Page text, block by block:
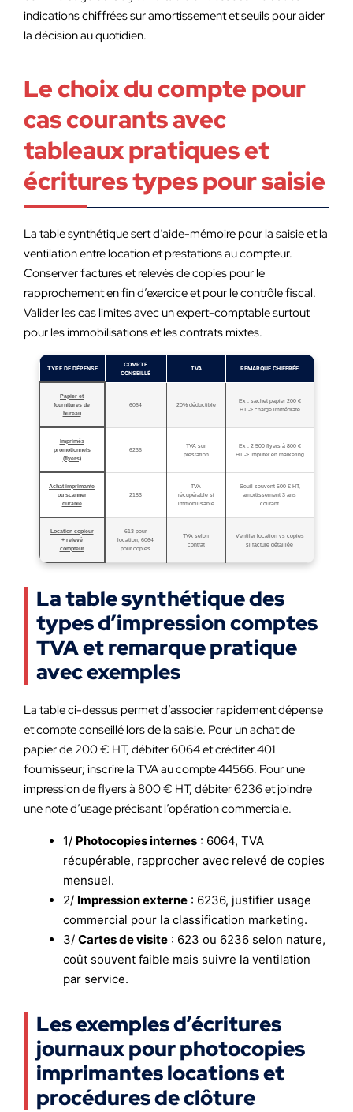
indications chiffrées sur amortissement et seuils pour aider
la décision au quotidien.
Le choix du compte pour
cas courants avec
tableaux pratiques et
écritures types pour saisie
La table synthétique sert d’aide-mémoire pour la saisie et la
ventilation entre location et prestations au compteur.
Conserver factures et relevés de copies pour le
rapprochement en fin d’exercice et pour le contrôle fiscal.
Valider les cas limites avec un expert-comptable surtout
pour les immobilisations et les contrats mixtes.
TYPE DE DÉPENSE
COMPTE
CONSEILLÉ
TVA REMARQUE CHIFFRÉE
Papier et
fournitures de
bureau
6064 20% déductible
Ex : sachet papier 200 €
HT -> charge immédiate
Imprimés
promotionnels
(flyers)
6236
TVA sur
prestation
Ex : 2 500 flyers à 800 €
HT -> imputer en marketing
Achat imprimante
ou scanner
durable
2183
TVA
récupérable si
immobilisable
Seuil souvent 500 € HT,
amortissement 3 ans
courant
Location copieur
+ relevé
compteur
613 pour
location, 6064
pour copies
TVA selon
contrat
Ventiler location vs copies
si facture détaillée
La table synthétique des
types d’impression comptes
TVA et remarque pratique
avec exemples
La table ci-dessus permet d’associer rapidement dépense
et compte conseillé lors de la saisie. Pour un achat de
papier de 200 € HT, débiter 6064 et créditer 401
fournisseur; inscrire la TVA au compte 44566. Pour une
impression de flyers à 800 € HT, débiter 6236 et joindre
une note d’usage précisant l’opération commerciale.
1/ Photocopies internes : 6064, TVA
récupérable, rapprocher avec relevé de copies
mensuel.
2/ Impression externe : 6236, justifier usage
commercial pour la classification marketing.
3/ Cartes de visite : 623 ou 6236 selon nature,
coût souvent faible mais suivre la ventilation
par service.
Les exemples d’écritures
journaux pour photocopies
imprimantes locations et
procédures de clôture